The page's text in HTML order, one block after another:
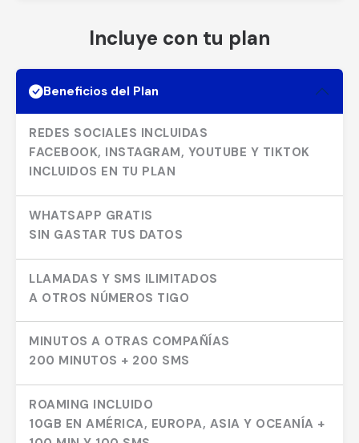
Incluye con tu plan
Beneficios del Plan
REDES SOCIALES INCLUIDAS
FACEBOOK, INSTAGRAM, YOUTUBE Y TIKTOK
INCLUIDOS EN TU PLAN
WHATSAPP GRATIS
SIN GASTAR TUS DATOS
LLAMADAS Y SMS ILIMITADOS
A OTROS NÚMEROS TIGO
MINUTOS A OTRAS COMPAÑÍAS
200 MINUTOS + 200 SMS
ROAMING INCLUIDO
10GB EN AMÉRICA, EUROPA, ASIA Y OCEANÍA +